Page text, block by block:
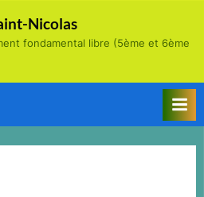
Nicolas
fondamental libre (5ème et 6ème